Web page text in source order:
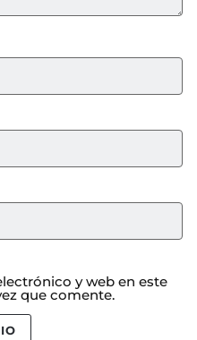
y web en este
que comente.